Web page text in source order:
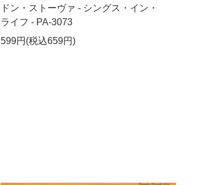
ドン・ストーヴァ - シングス・イン・
ライフ - PA-3073
599円(税込659円)